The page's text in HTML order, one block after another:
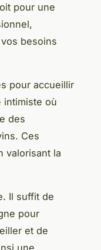
pour une
besoins
pour accueillir
intimiste où
des
Ces
valorisant la
Il suffit de
pour
et de
une